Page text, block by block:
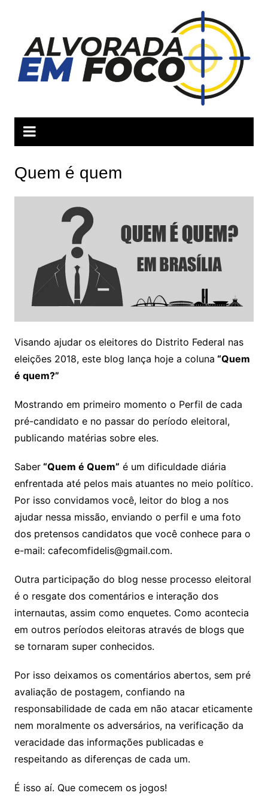
conteúdo
Quem é quem
Visando ajudar os eleitores do Distrito Federal nas
eleições 2018, este blog lança hoje a coluna “Quem
é quem?”
Mostrando em primeiro momento o Perfil de cada
pré-candidato e no passar do período eleitoral,
publicando matérias sobre eles.
Saber“Quem é Quem” é um dificuldade diária
enfrentada até pelos mais atuantes no meio político.
Por isso convidamos você, leitor do blog a nos
ajudar nessa missão, enviando o perfil e uma foto
dos pretensos candidatos que você conhece para o
e-mail: cafecomfidelis@gmail.com.
Outra participação do blog nesse processo eleitoral
é o resgate dos comentários e interação dos
internautas, assim como enquetes. Como acontecia
em outros períodos eleitoras através de blogs que
se tornaram super conhecidos.
Por isso deixamos os comentários abertos, sem pré
avaliação de postagem, confiando na
responsabilidade de cada em não atacar eticamente
nem moralmente os adversários, na verificação da
veracidade das informações publicadas e
respeitando as diferenças de cada um.
É isso aí. Que comecem os jogos!